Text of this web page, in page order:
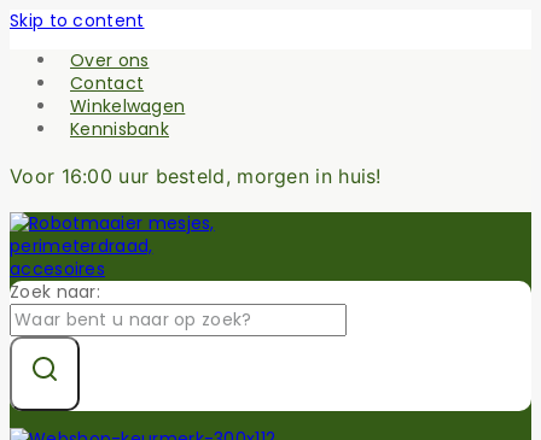
Skip to content
Over ons
Contact
Winkelwagen
Kennisbank
Voor 16:00 uur besteld, morgen in huis!
Zoek naar: